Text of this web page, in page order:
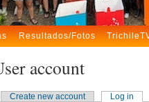
Resultados/Fotos
account
Create new account Log in